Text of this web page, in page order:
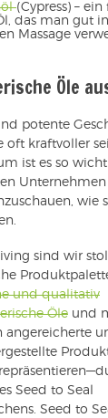
(Cypress) – ein
das man gut
Massage
Öle
potente
oft kraftvoller
ist es so
Unternehmen
wie
sind wir
und qualitativ
Öle und
angereicherte
Seed to Seal
Seed to